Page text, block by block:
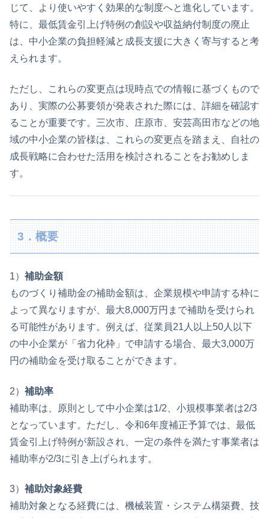
じて、より使いやすく効果的な制度へと進化しています。
特に、最低賃金引上げ特例の創設や収益納付制度の廃止
は、中小企業の負担軽減と成長支援に大きく寄与すると考
えられます。
ただし、これらの変更点は現時点での情報に基づくもので
あり、実際の公募要領が発表された際には、詳細を確認す
ることが重要です。三次市、庄原市、安芸高田市などの地
域の中小企業の皆様は、これらの変更点を踏まえ、自社の
成長戦略に合わせた活用を検討されることをお勧めしま
す。
3．概要
1） 補助金額
ものづくり補助金の補助金額は、企業規模や申請する枠に
よって異なりますが、最大8,000万円まで補助を受けられ
る可能性があります。例えば、従業員21人以上50人以下
の中小企業が「省力化枠」で申請する場合、最大3,000万
円の補助金を受け取ることができます。
2） 補助率
補助率は、原則として中小企業は1/2、小規模事業者は2/3
となっています。ただし、令和6年度補正予算では、最低
賃金引上げ特例が新設され、一定の条件を満たす事業者は
補助率が2/3に引き上げられます。
3） 補助対象経費
補助対象となる経費には、機械装置・システム構築費、技